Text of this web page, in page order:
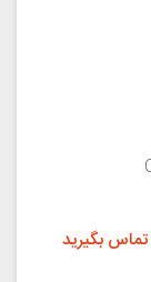
بگیرید